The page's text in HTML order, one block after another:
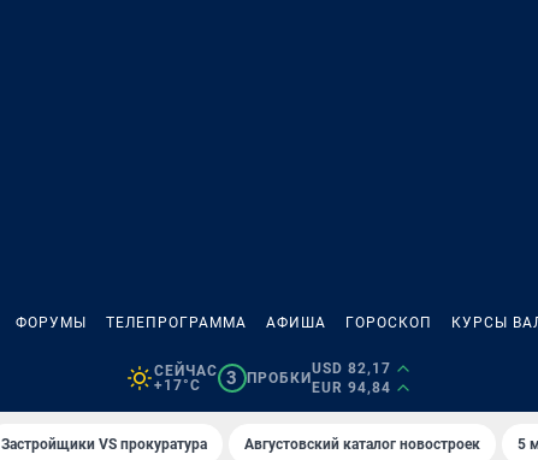
ФОРУМЫ ТЕЛЕПРОГРАММА АФИША ГОРОСКОП КУРСЫ
СЕЙЧАС
+17°C
3 ПРОБКИ
USD 82,17
EUR 94,84
Застройщики VS прокуратура Августовский каталог новостроек 5